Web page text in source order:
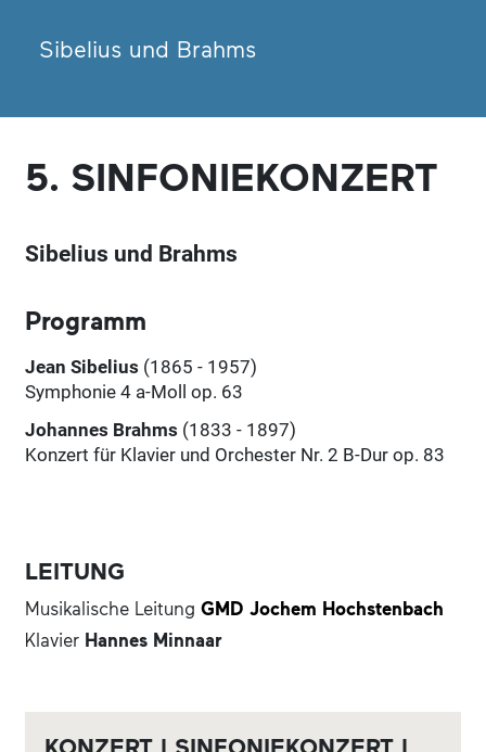
Sibelius und Brahms
5. SINFONIEKONZERT
Sibelius und Brahms
Programm
Jean Sibelius (1865 - 1957)
Symphonie 4 a-Moll op. 63
Johannes Brahms (1833 - 1897)
Konzert für Klavier und Orchester Nr. 2 B-Dur op. 83
LEITUNG
Musikalische Leitung GMD Jochem Hochstenbach
Klavier Hannes Minnaar